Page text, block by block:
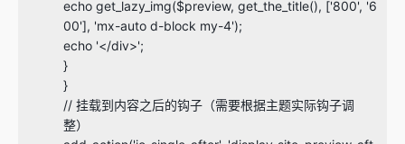
echo get_lazy_img($preview, get_the_title(), ['800', '6
00'], 'mx-auto d-block my-4');
echo '</div>';
}
}
// 挂载到内容之后的钩子（需要根据主题实际钩子调
整）